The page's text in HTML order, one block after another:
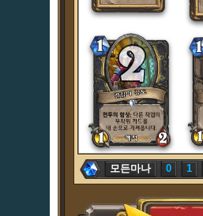
모든마나 0 1